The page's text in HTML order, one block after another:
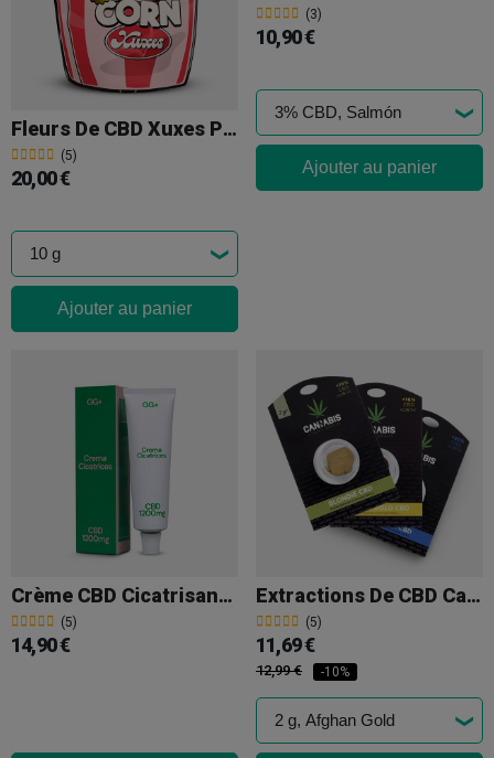
Fleurs De CBD Xuxes Pop Corn 'Pink Kush'
(5)
20,00 €
Ajouter au panier
(3)
10,90 €
Ajouter au panier
Crème CBD Cicatrisante GG+
(5)
14,90 €
Extractions De CBD Cannabis Light Spain
(5)
11,69 €
12,99 € -10%